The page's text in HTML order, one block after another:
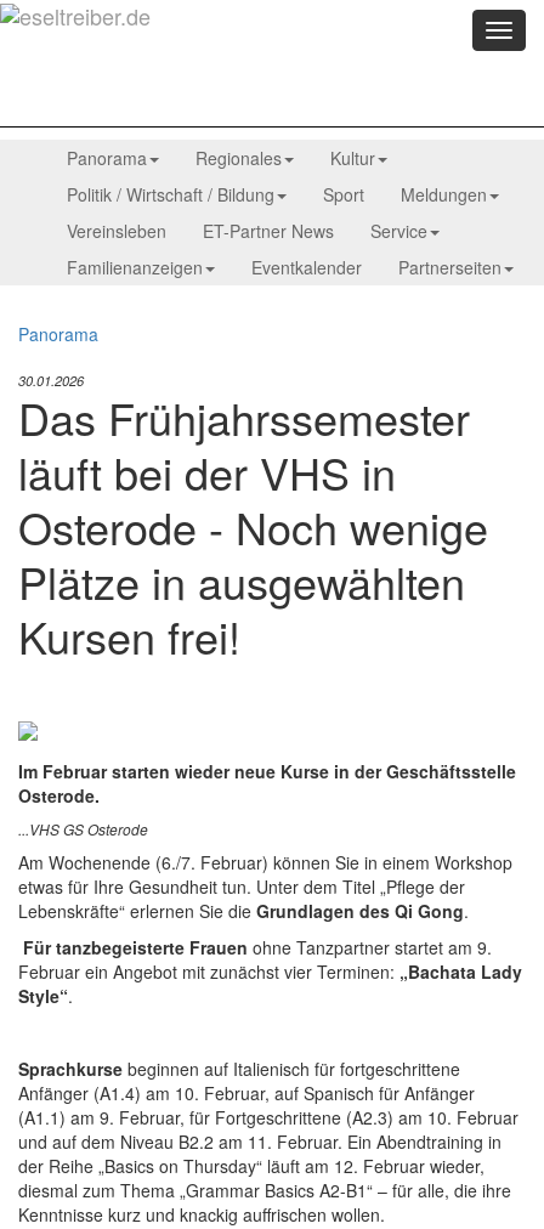
Menü
Panorama Regionales
Kultur
Politik / Wirtschaft / Bildung
Sport
Meldungen
Vereinsleben
ET-Partner News
Service
Familienanzeigen
Eventkalender Partnerseiten
Panorama
30.01.2026
Das Frühjahrssemester
läuft bei der VHS in
Osterode - Noch wenige
Plätze in ausgewählten
Kursen frei!
Im Februar starten wieder neue Kurse in der Geschäftsstelle
Osterode.
...VHS GS Osterode
Am Wochenende (6./7. Februar) können Sie in einem Workshop
etwas für Ihre Gesundheit tun. Unter dem Titel „Pflege der
Lebenskräfte“ erlernen Sie die Grundlagen des Qi Gong.
Für tanzbegeisterte Frauen ohne Tanzpartner startet am 9.
Februar ein Angebot mit zunächst vier Terminen: „Bachata Lady
Style“.
Sprachkurse beginnen auf Italienisch für fortgeschrittene
Anfänger (A1.4) am 10. Februar, auf Spanisch für Anfänger
(A1.1) am 9. Februar, für Fortgeschrittene (A2.3) am 10. Februar
und auf dem Niveau B2.2 am 11. Februar. Ein Abendtraining in
der Reihe „Basics on Thursday“ läuft am 12. Februar wieder,
diesmal zum Thema „Grammar Basics A2-B1“ – für alle, die ihre
Kenntnisse kurz und knackig auffrischen wollen.